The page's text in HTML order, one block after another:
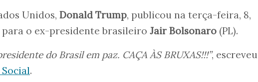
Unidos, Donald Trump, publicou na terça-feira, 8,
para o ex-presidente brasileiro Jair Bolsonaro (PL).
do Brasil em paz. CAÇA ÀS BRUXAS!!!”, escreveu
.